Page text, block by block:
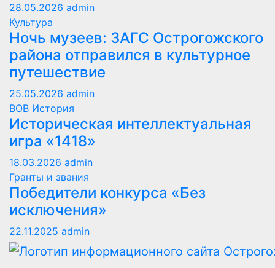
28.05.2026 admin
Культура
Ночь музеев: ЗАГС Острогожского
района отправился в культурное
путешествие
25.05.2026 admin
ВОВ История
Историческая интеллектуальная
игра «1418»
18.03.2026 admin
Гранты и звания
Победители конкурса «Без
исключения»
22.11.2025 admin